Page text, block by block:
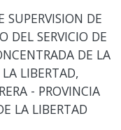
SUPERVISION DE
DEL SERVICIO DE
DE LA
LIBERTAD,
- PROVINCIA
LA LIBERTAD